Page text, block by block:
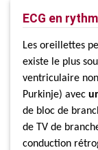
ECG en
Les oreillettes
existe le plus
ventriculaire
Purkinje) avec
de bloc de
de TV de
conduction